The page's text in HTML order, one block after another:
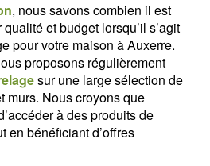
, nous savons combien il est
et budget lorsqu’il s’agit
pour votre maison à Auxerre.
proposons régulièrement
sur une large sélection de
murs. Nous croyons que
à des produits de
en bénéficiant d’offres